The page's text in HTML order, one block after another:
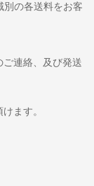
別の各送料をお客
ます。
連絡、及び発送
ます。